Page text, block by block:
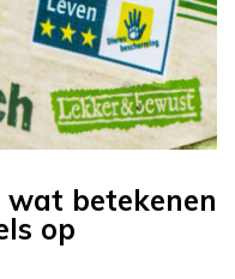
wat betekenen
op